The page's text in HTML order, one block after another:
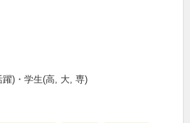
)・学生(高, 大, 専)